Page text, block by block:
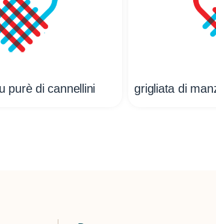
purè di cannellini grigliata di